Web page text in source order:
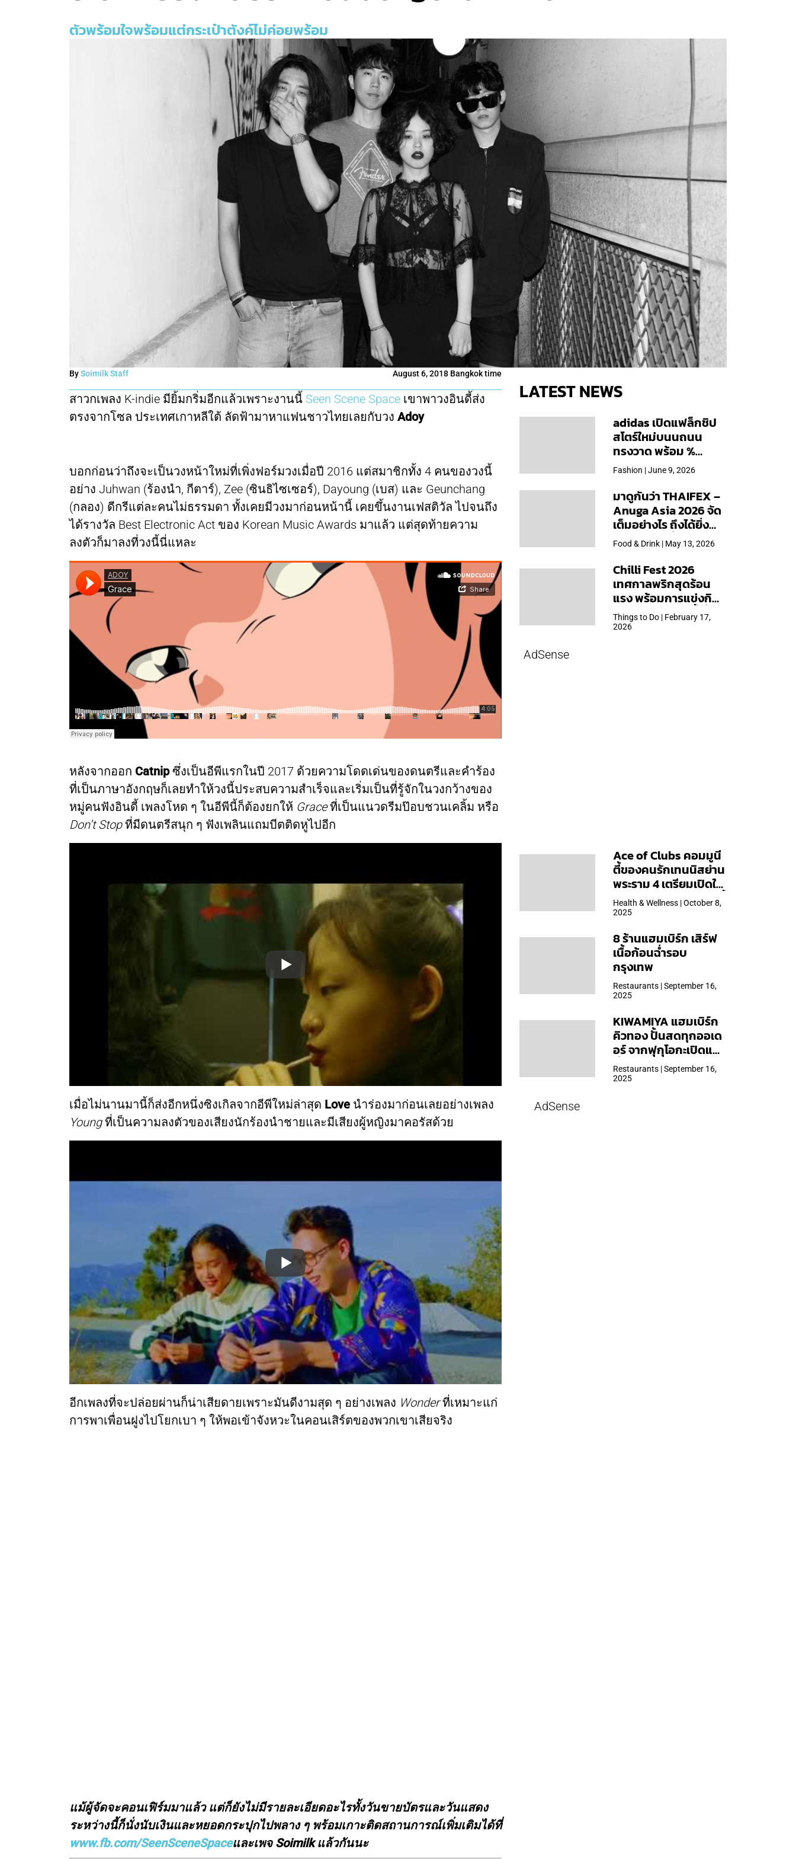
ตัวพร้อมใจพร้อมแต่กระเป๋าตังค์ไม่ค่อยพร้อม
BySoimilk Staff August 6, 2018 Bangkok time
สาวกเพลง K-indie มียิ้มกริ่มอีกแล้วเพราะงานนี้ Seen Scene Space เขาพาวงอินดี้ส่ง
ตรงจากโซล ประเทศเกาหลีใต้ ลัดฟ้ามาหาแฟนชาวไทยเลยกับวง Adoy
บอกก่อนว่าถึงจะเป็นวงหน้าใหม่ที่เพิ่งฟอร์มวงเมื่อปี 2016 แต่สมาชิกทั้ง 4 คนของวงนี้
อย่าง Juhwan (ร้องนำ, กีตาร์), Zee (ซินธิไซเซอร์), Dayoung (เบส) และ Geunchang
(กลอง) ดีกรีแต่ละคนไม่ธรรมดา ทั้งเคยมีวงมาก่อนหน้านี้ เคยขึ้นงานเฟสติวัล ไปจนถึง
ได้รางวัล Best Electronic Act ของ Korean Music Awards มาแล้ว แต่สุดท้ายความ
ลงตัวก็มาลงที่วงนี้นี่แหละ
หลังจากออก Catnipซึ่งเป็นอีพีแรกในปี 2017 ด้วยความโดดเด่นของดนตรีและคำร้อง
ที่เป็นภาษาอังกฤษก็เลยทำให้วงนี้ประสบความสำเร็จและเริ่มเป็นที่รู้จักในวงกว้างของ
หมู่คนฟังอินดี้ เพลงโหด ๆ ในอีพีนี้ก็ต้องยกให้ Graceที่เป็นแนวดรีมป๊อบชวนเคลิ้ม หรือ
Don’t Stopที่มีดนตรีสนุก ๆ ฟังเพลินแถมบีตติดหูไปอีก
เมื่อไม่นานมานี้ก็ส่งอีกหนึ่งซิงเกิลจากอีพีใหม่ล่าสุด Love นำร่องมาก่อนเลยอย่างเพลง
Youngที่เป็นความลงตัวของเสียงนักร้องนำชายและมีเสียงผู้หญิงมาคอรัสด้วย
อีกเพลงที่จะปล่อยผ่านก็น่าเสียดายเพราะมันดีงามสุด ๆ อย่างเพลง Wonderที่เหมาะแก่
การพาเพื่อนฝูงไปโยกเบา ๆ ให้พอเข้าจังหวะในคอนเสิร์ตของพวกเขาเสียจริง
แม้ผู้จัดจะคอนเฟิร์มมาแล้ว แต่ก็ยังไม่มีรายละเอียดอะไรทั้งวันขายบัตรและวันแสดง
ระหว่างนี้ก็นั่งนับเงินและหยอดกระปุกไปพลาง ๆ พร้อมเกาะติดสถานการณ์เพิ่มเติมได้ที่
www.fb.com/SeenSceneSpaceและเพจ Soimilk แล้วกันนะ
LATEST NEWS
adidas เปิดแฟล็กชิป
สโตร์ใหม่บนนถนน
ทรงวาด พร้อม %
Arabica และคอลเลก
ชันพิเศษเฉพาะสาขา
Fashion | June 9, 2026
มาดูกันว่า THAIFEX –
Anuga Asia 2026 จัด
เต็มอย่างไร ถึงได้ยิ่ง
ใหญ่สุดเท่าที่เคยจัดมา
Food & Drink | May 13, 2026
Chilli Fest 2026
เทศกาลพริกสุดร้อน
แรง พร้อมการแข่งกิน
พริก จัด 28 มี.ค.นี้ ที่โรง
แรมคิมป์ตัน มาลัยฯ
Things to Do | February 17,
2026
AdSense
Ace of Clubs คอมมูนี
ตี้ของคนรักเทนนิสย่าน
พระราม 4 เตรียมเปิดให้
บริการวันแรก 19 ต.ค. นี้
Health & Wellness | October 8,
2025
8 ร้านแฮมเบิร์ก เสิร์ฟ
เนื้อก้อนฉ่ำรอบ
กรุงเทพ
Restaurants | September 16,
2025
KIWAMIYA แฮมเบิร์ก
คิวทอง ปั้นสดทุกออเด
อร์ จากฟุกุโอกะเปิดแล้ว
ที่ Central Park
Restaurants | September 16,
2025
AdSense